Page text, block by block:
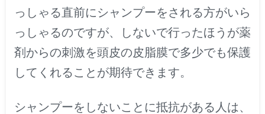
っしゃる直前にシャンプーをされる方がいら
っしゃるのですが、しないで行ったほうが薬
剤からの刺激を頭皮の皮脂膜で多少でも保護
してくれることが期待できます。
シャンプーをしないことに抵抗がある人は、